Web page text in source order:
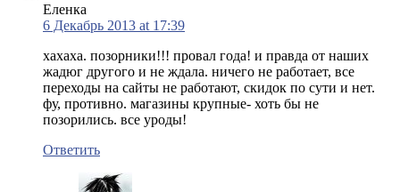
Еленка
6 Декабрь 2013 at 17:39
хахаха. позорники!!! провал года! и правда от наших
жадюг другого и не ждала. ничего не работает, все
переходы на сайты не работают, скидок по сути и нет.
фу, противно. магазины крупные- хоть бы не
позорились. все уроды!
Ответить